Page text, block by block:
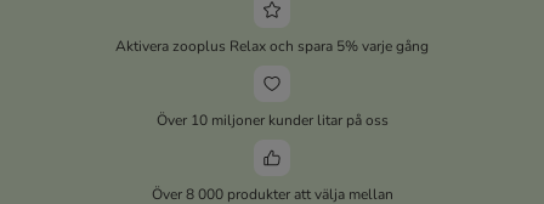
Aktivera zooplus Relax och spara 5% varje gång
Över 10 miljoner kunder litar på oss
Över 8 000 produkter att välja mellan